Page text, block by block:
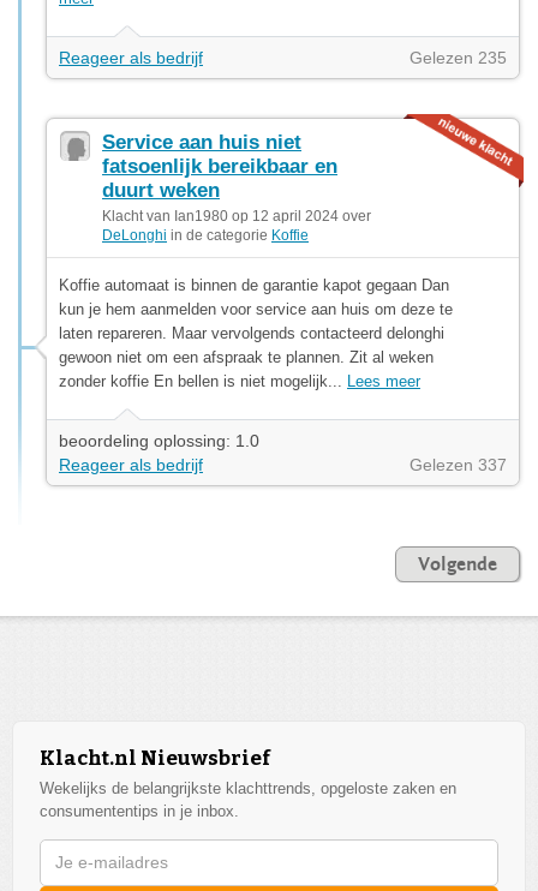
Reageer als bedrijf Gelezen 235
Service aan huis niet
fatsoenlijk bereikbaar en
duurt weken
Klacht van Ian1980 op 12 april 2024 over
DeLonghi in de categorie Koffie
Koffie automaat is binnen de garantie kapot gegaan Dan
kun je hem aanmelden voor service aan huis om deze te
laten repareren. Maar vervolgends contacteerd delonghi
gewoon niet om een afspraak te plannen. Zit al weken
zonder koffie En bellen is niet mogelijk... Lees meer
beoordeling oplossing: 1.0
Reageer als bedrijf
Gelezen 337
Volgende
Klacht.nl Nieuwsbrief
Wekelijks de belangrijkste klachttrends, opgeloste zaken en
consumententips in je inbox.